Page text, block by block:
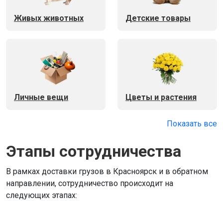
Живых животных Детские товары
Личные вещи Цветы и растения
Показать все
Этапы сотрудничества
В рамках доставки грузов в Красноярск и в обратном
направлении, сотрудничество происходит на
следующих этапах: